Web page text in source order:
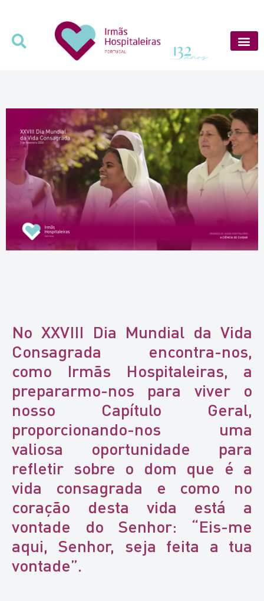
No XXVIII Dia Mundial da Vida
Consagrada encontra-nos,
como Irmãs Hospitaleiras, a
prepararmo-nos para viver o
nosso Capítulo Geral,
proporcionando-nos uma
valiosa oportunidade para
refletir sobre o dom que é a
vida consagrada e como no
coração desta vida está a
vontade do Senhor: “Eis-me
aqui, Senhor, seja feita a tua
vontade”.